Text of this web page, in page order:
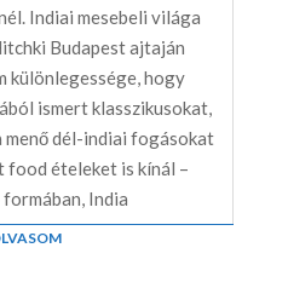
Indiai mesebeli világa
Budapest ajtaján
különlegessége, hogy
ismert klasszikusokat,
menő dél-indiai fogásokat
food ételeket is kínál –
India